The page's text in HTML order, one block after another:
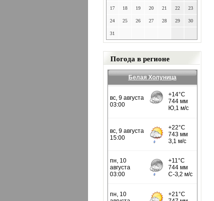
17 18 19 20 21 22 23
24 25 26 27 28 29 30
31
Погода в регионе
Белая Холуница